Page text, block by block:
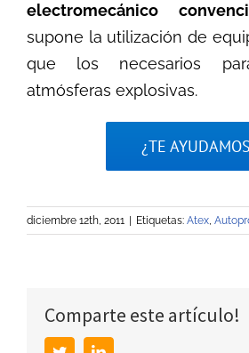
electromecánico
supone la utilización de
que los necesarios
atmósferas explosivas.
¿TE
diciembre 12th, 2011 Etiquetas: Atex,
Comparte este artículo!